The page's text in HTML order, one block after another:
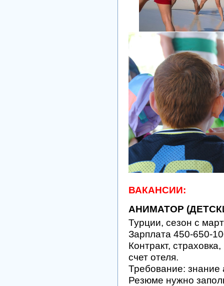
ВАКАНСИИ:
АНИМАТОР
Турции, сезон с
Зарплата 450-650-
Контракт,
счет отеля.
Требование: знание
Резюме нужно